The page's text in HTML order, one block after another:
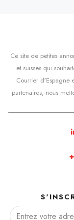
Ce site de petites
et suisses qui
Courrier d'Espagne
partenaires, nous